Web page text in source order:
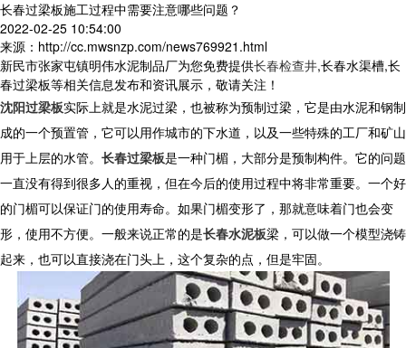
长春过梁板施工过程中需要注意哪些问题？
2022-02-25 10:54:00
来源：http://cc.mwsnzp.com/news769921.html
新民市张家屯镇明伟水泥制品厂为您免费提供长春检查井,长春水渠槽,长
春过梁板等相关信息发布和资讯展示，敬请关注！
沈阳过梁板实际上就是水泥过梁，也被称为预制过梁，它是由水泥和钢制
成的一个预置管，它可以用作城市的下水道，以及一些特殊的工厂和矿山
用于上层的水管。 长春过梁板是一种门楣，大部分是预制构件。它的问题
一直没有得到很多人的重视，但在今后的使用过程中将非常重要。一个好
的门楣可以保证门的使用寿命。如果门楣变形了，那就意味着门也会变
形，使用不方便。一般来说正常的是长春水泥板梁，可以做一个模型浇铸
起来，也可以直接浇在门头上，这个复杂的点，但是牢固。